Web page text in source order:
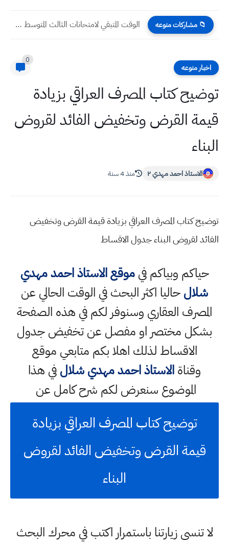
📁 مشاركات منوعه الوقت المتبقي لامتحانات الثالث المتوسط 2023 نصف السنة بالايام والساعات...
اخبار منوعه
0
توضيح كتاب المصرف العراقي بزيادة
قيمة القرض وتخفيض الفائد لقروض
البناء
الاستاذ احمد مهدي ٢ منذ 4 سنة
توضيح كتاب المصرف العراقي بزيادة قيمة القرض وتخفيض
الفائد لقروض البناء جدول الاقساط
حياكم وبياكم فيموقع الاستاذ احمد مهدي
شلالحاليا اكثر البحث في الوقت الحالي عن
المصرف العقاري وسنوفر لكم في هذه الصفحة
بشكل مختصر او مفصل عن تخفيض جدول
الاقساط لذلك اهلا بكم متابعي موقع
وقناةالاستاذ احمد مهدي شلالفي هذا
الموضوع سنعرض لكم شرح كامل عن
توضيح كتاب المصرف العراقي بزيادة
قيمة القرض وتخفيض الفائد لقروض
البناء
لا تنسى زيارتنا باستمرار اكتب في محرك البحث